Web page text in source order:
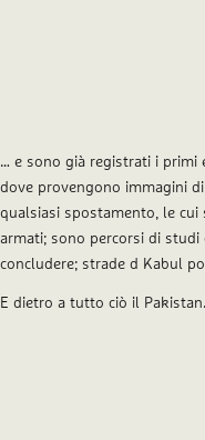
… e sono già registrati i primi
dove provengono immagini
qualsiasi spostamento, le
armati; sono percorsi di
concludere; strade d Kabul
E dietro a tutto ciò il